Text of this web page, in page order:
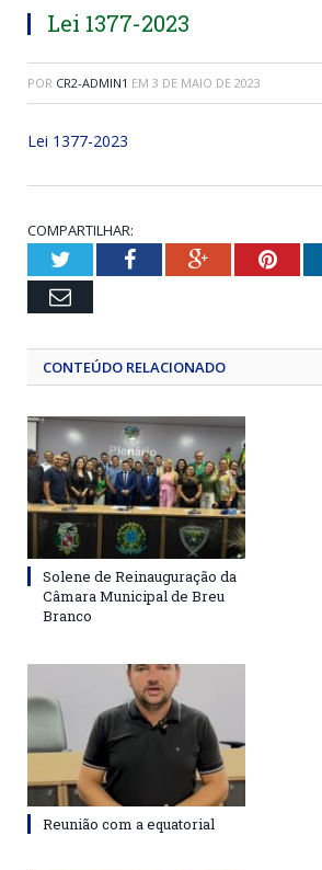
Lei 1377-2023
POR CR2-ADMIN1 EM 3 DE MAIO DE 2023
Lei 1377-2023
COMPARTILHAR:
TwitterFacebookGoogle+
Email
CONTEÚDO RELACIONADO
Solene de Reinauguração da
Câmara Municipal de Breu
Branco
Reunião com a equatorial